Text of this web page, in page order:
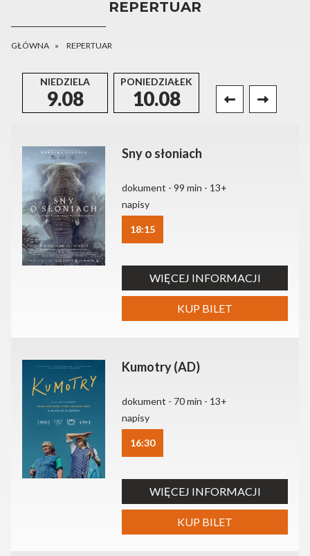
REPERTUAR
GŁÓWNA REPERTUAR
NIEDZIELA
9.08
PONIEDZIAŁEK
10.08 11.08
Sny o słoniach
dokument - 99 min - 13+
napisy
18:15
WIĘCEJ INFORMACJI
KUP BILET
Kumotry (AD)
dokument - 70 min - 13+
napisy
16:30
WIĘCEJ INFORMACJI
KUP BILET